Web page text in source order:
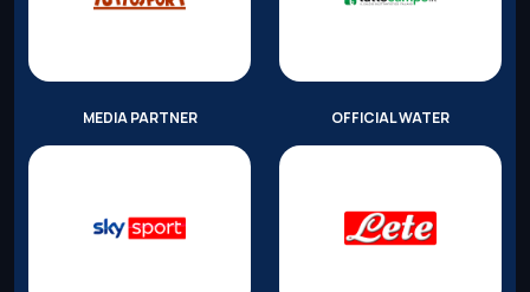
MEDIA PARTNER OFFICIAL WATER